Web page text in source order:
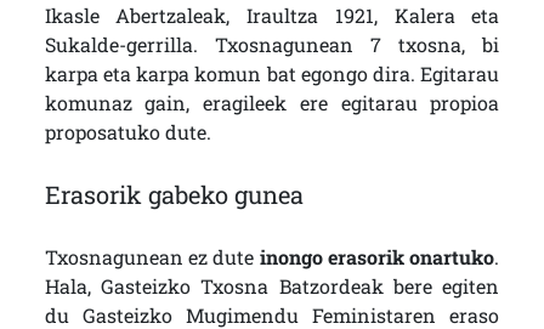
Ikasle Abertzaleak, Iraultza 1921, Kalera eta
Sukalde-gerrilla. Txosnagunean 7 txosna, bi
karpa eta karpa komun bat egongo dira. Egitarau
komunaz gain, eragileek ere egitarau propioa
proposatuko dute.
Erasorik gabeko gunea
Txosnagunean ez dute inongo erasorik onartuko.
Hala, Gasteizko Txosna Batzordeak bere egiten
du Gasteizko Mugimendu Feministaren eraso